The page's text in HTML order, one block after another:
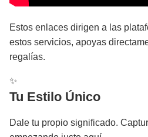
Estos enlaces dirigen a las
estos servicios, apoyas
regalías.
✨
Tu Estilo Único
Dale tu propio significado.